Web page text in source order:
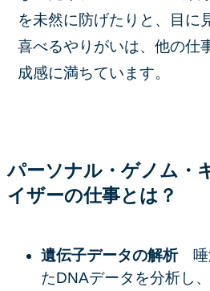
を未然に防げたりと、目に
喜べるやりがいは、他の仕
成感に満ちています。
パーソナル・ゲノム・
イザーの仕事とは？
遺伝子データの解析
たDNAデータを分析し